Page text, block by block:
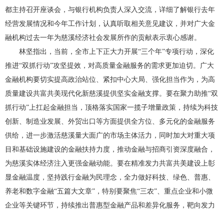
都主持召开座谈会，与银行机构负责人深入交流，详细了解银行去年
经营发展情况和今年工作计划，认真听取相关意见建议，并对广大金
融机构过去一年为慈溪经济社会发展所作的贡献表示衷心感谢。
林坚指出，当前，全市上下正大力开展“三个年”专项行动，深化
推进“双抓行动”攻坚提效，对高质量金融服务的需求更加迫切。广大
金融机构要切实提高政治站位、紧扣中心大局、强化担当作为，为高
质量建设共富共美现代化新慈溪提供坚实金融支撑。要在聚力助推“双
抓行动”上扛起金融担当，顶格落实国家一揽子增量政策，持续为科技
创新、制造业发展、外贸出口等方面提供全方位、多元化的金融服务
供给，进一步激活慈溪量大面广的市场主体活力，同时加大对重大项
目和基础设施建设的金融扶持力度，推动金融与招商引资深度融合，
为慈溪实体经济注入更强金融动能。要在精准发力共富共美建设上彰
显金融温度，坚持践行金融为民理念，全力做好科技、绿色、普惠、
养老和数字金融“五篇大文章”，特别要聚焦“三农”、重点企业和小微
企业等关键环节，持续推出普惠型金融产品和差异化服务，靶向发力